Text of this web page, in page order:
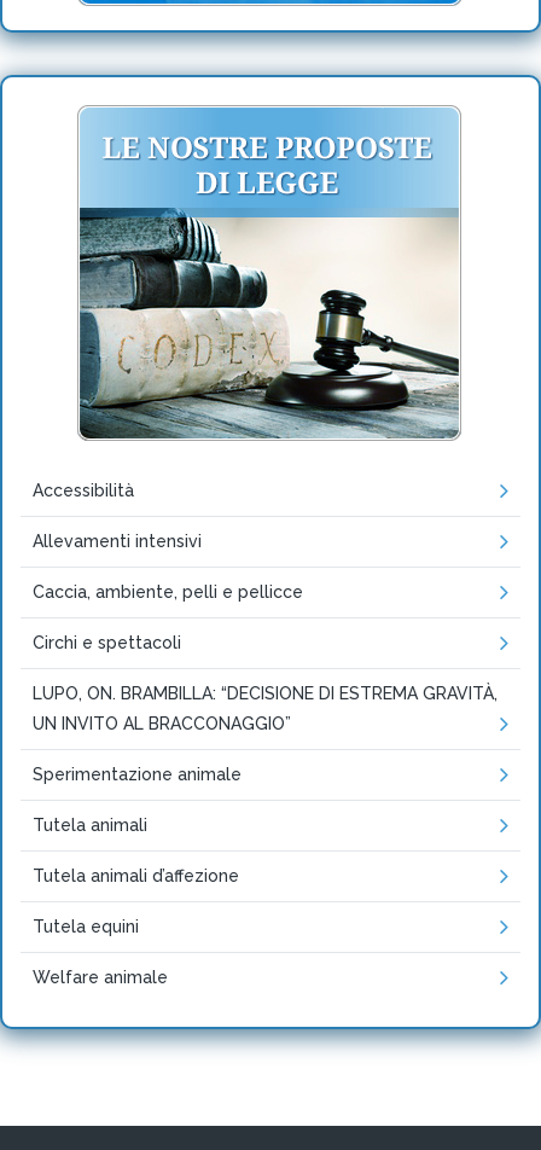
Accessibilità
Allevamenti intensivi
Caccia, ambiente, pelli e pellicce
Circhi e spettacoli
LUPO, ON. BRAMBILLA: “DECISIONE DI ESTREMA GRAVITÀ,
UN INVITO AL BRACCONAGGIO”
Sperimentazione animale
Tutela animali
Tutela animali d’affezione
Tutela equini
Welfare animale